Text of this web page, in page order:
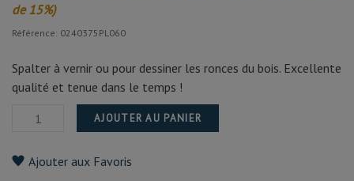
de 15%)
Référence: 0240375PL060
Spalter à vernir ou pour dessiner les ronces du bois. Excellente
qualité et tenue dans le temps !
AJOUTER AU PANIER
Ajouter aux Favoris